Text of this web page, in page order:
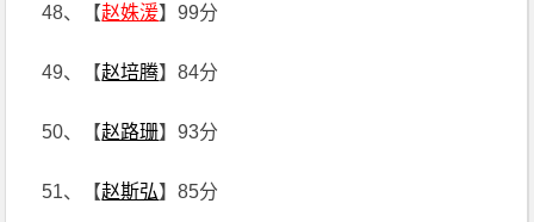
48、【赵姝湲】99分
49、【赵培腾】84分
50、【赵路珊】93分
51、【赵斯弘】85分